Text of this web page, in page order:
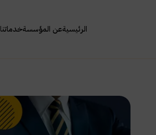
الرئيسيةعن المؤسسةخدماتنا